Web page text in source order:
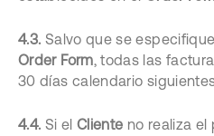
4.3. Salvo que se
Order Form, todas las
30 días calendario
4.4. Si el Cliente no realiza